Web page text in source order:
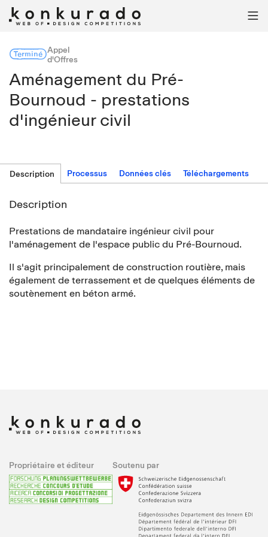

TerminéAppel
d'Offres
Aménagement du Pré-
Bournoud - prestations
d'ingénieur civil
Description Processus Données clés Téléchargements
Description
Prestations de mandataire ingénieur civil pour
l'aménagement de l'espace public du Pré-Bournoud.
Il s'agit principalement de construction routière, mais
également de terrassement et de quelques éléments de
soutènement en béton armé.
Propriétaire et éditeur Soutenu par